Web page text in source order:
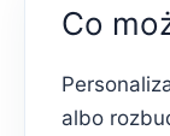
Co
albo